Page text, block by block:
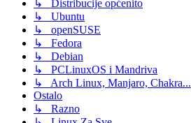
↳ Distribucije općenito
↳ Ubuntu
↳ openSUSE
↳ Fedora
↳ Debian
↳ PCLinuxOS i Mandriva
↳ Arch Linux, Manjaro, Chakra...
Ostalo
↳ Razno